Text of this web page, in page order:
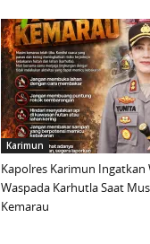
Karimun
Kapolres Karimun Ingatkan
Waspada Karhutla Saat
Kemarau